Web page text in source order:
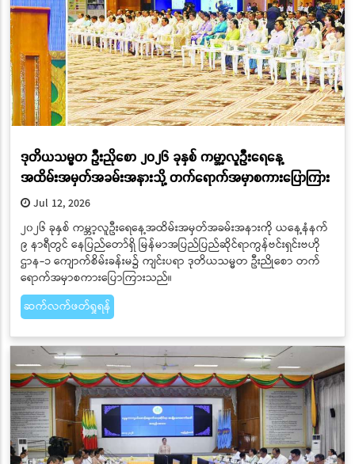
ဒုတိယသမ္မတ ဦးညိုစော ၂၀၂၆ ခုနှစ် ကမ္ဘာ့လူဦးရေနေ့
အထိမ်းအမှတ်အခမ်းအနားသို့ တက်ရောက်အမှာစကားပြောကြား
Jul 12, 2026
၂၀၂၆ ခုနှစ် ကမ္ဘာ့လူဦးရေနေ့အထိမ်းအမှတ်အခမ်းအနားကို ယနေ့နံနက်
၉ နာရီတွင် နေပြည်တော်ရှိ မြန်မာအပြည်ပြည်ဆိုင်ရာကွန်ဗင်းရှင်းဗဟို
ဌာန-၁ ကျောက်စိမ်းခန်းမ၌ ကျင်းပရာ ဒုတိယသမ္မတ ဦးညိုစော တက်
ရောက်အမှာစကားပြောကြားသည်။
ဆက်လက်ဖတ်ရှုရန်